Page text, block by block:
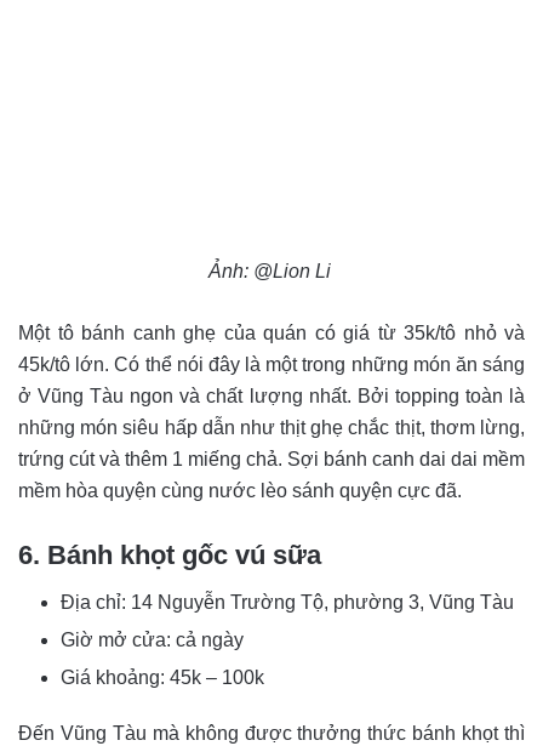
Ảnh: @Lion Li
Một tô bánh canh ghẹ của quán có giá từ 35k/tô nhỏ và
45k/tô lớn. Có thể nói đây là một trong những món ăn sáng
ở Vũng Tàu ngon và chất lượng nhất. Bởi topping toàn là
những món siêu hấp dẫn như thịt ghẹ chắc thịt, thơm lừng,
trứng cút và thêm 1 miếng chả. Sợi bánh canh dai dai mềm
mềm hòa quyện cùng nước lèo sánh quyện cực đã.
6. Bánh khọt gốc vú sữa
Địa chỉ: 14 Nguyễn Trường Tộ, phường 3, Vũng Tàu
Giờ mở cửa: cả ngày
Giá khoảng: 45k – 100k
Đến Vũng Tàu mà không được thưởng thức bánh khọt thì